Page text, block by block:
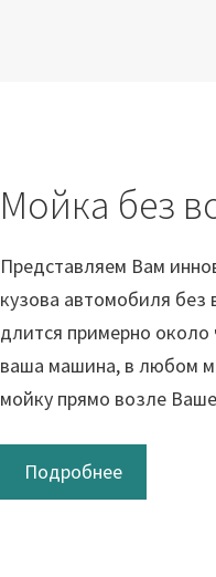
Мойка без
Представляем Вам
кузова автомобиля
длится примерно около
ваша машина, в любом
мойку прямо возле
Подробнее